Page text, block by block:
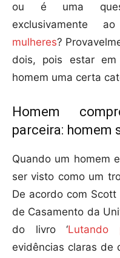
ou é uma
exclusivamente
mulheres?
dois, pois estar
homem uma certa
Homem
parceira: homem
Quando um homem
ser visto como um
De acordo com
de Casamento da
do livro ‘Lutando
evidências claras de